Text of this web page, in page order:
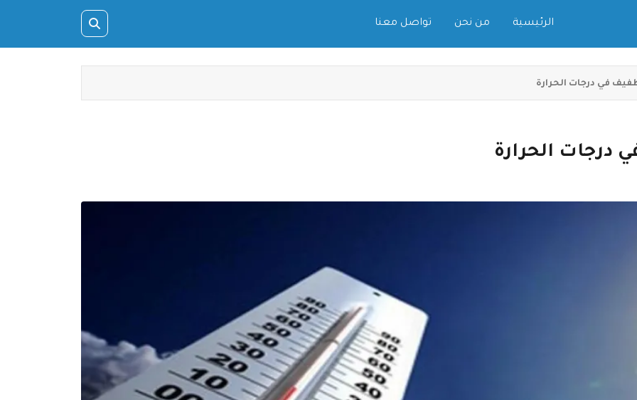
الرئيسية من نحن تواصل معنا
في درجات الحرارة
درجات الحرارة